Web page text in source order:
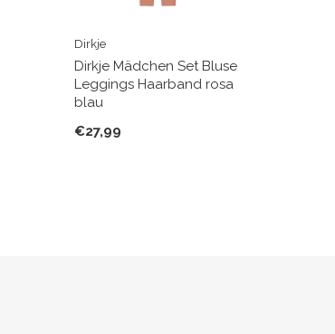
Dirkje
Dirkje Mädchen Set Bluse
Leggings Haarband rosa
blau
€27,99